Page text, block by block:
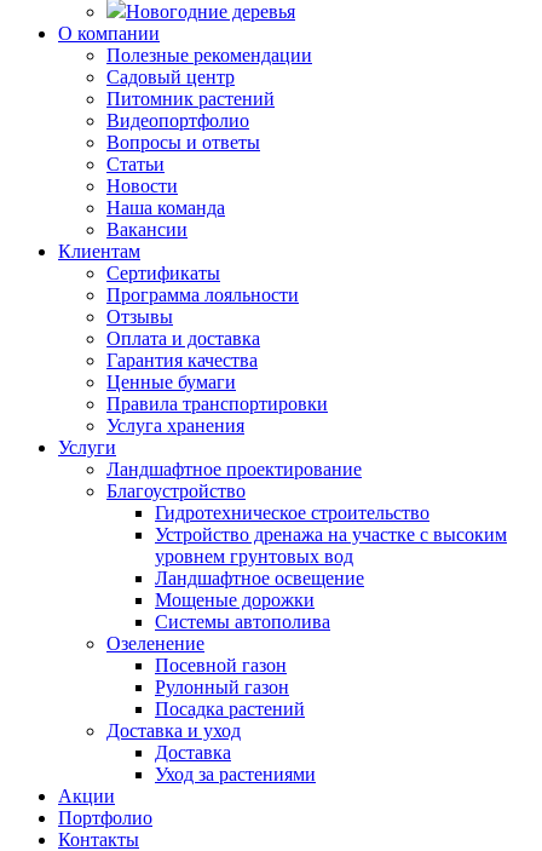
Новогодние деревья
О компании
Полезные рекомендации
Садовый центр
Питомник растений
Видеопортфолио
Вопросы и ответы
Статьи
Новости
Наша команда
Вакансии
Клиентам
Сертификаты
Программа лояльности
Отзывы
Оплата и доставка
Гарантия качества
Ценные бумаги
Правила транспортировки
Услуга хранения
Услуги
Ландшафтное проектирование
Благоустройство
Гидротехническое строительство
Устройство дренажа на участке с высоким
уровнем грунтовых вод
Ландшафтное освещение
Мощеные дорожки
Системы автополива
Озеленение
Посевной газон
Рулонный газон
Посадка растений
Доставка и уход
Доставка
Уход за растениями
Акции
Портфолио
Контакты